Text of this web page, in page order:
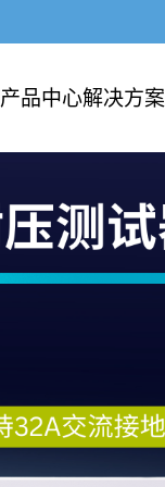
产品中心解决方案